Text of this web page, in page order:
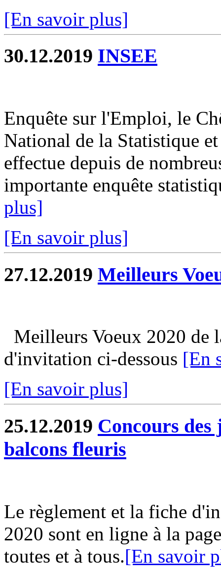
[En savoir plus]
30.12.2019 INSEE
Enquête sur l'Emploi, le
National de la Statistique
effectue depuis de
importante enquête
plus]
[En savoir plus]
27.12.2019 Meilleurs
Meilleurs Voeux 2020
d'invitation ci-dessous [En
[En savoir plus]
25.12.2019 Concours
balcons fleuris
Le règlement et la fiche
2020 sont en ligne à la
toutes et à tous.[En savoir